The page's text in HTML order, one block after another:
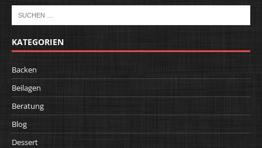
KATEGORIEN
Backen
Beilagen
Beratung
Blog
Dessert